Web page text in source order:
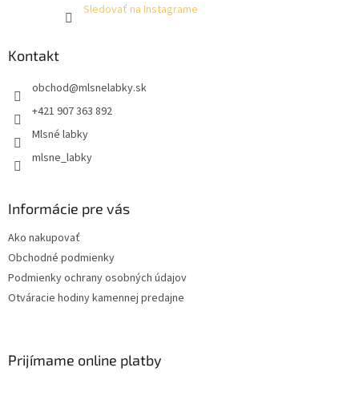
Sledovať na Instagrame
Kontakt
obchod@mlsnelabky.sk
+421 907 363 892
Mlsné labky
mlsne_labky
Informácie pre vás
Ako nakupovať
Obchodné podmienky
Podmienky ochrany osobných údajov
Otváracie hodiny kamennej predajne
Prijímame online platby